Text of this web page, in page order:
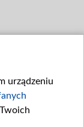
urządzeniu